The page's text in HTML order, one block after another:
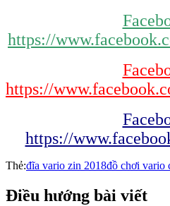
https://
https://
https://
Thẻ:đĩa vario zin 2018đồ chơi vario
Điều hướng bài viết